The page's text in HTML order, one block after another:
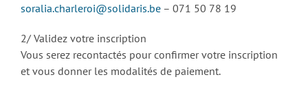
soralia.charleroi@solidaris.be – 071 50 78 19
2/ Validez votre inscription
Vous serez recontactés pour confirmer votre inscription
et vous donner les modalités de paiement.